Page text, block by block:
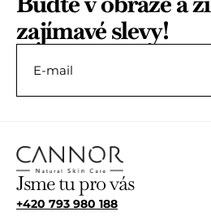
zajímavé slevy!
Jsme tu pro vás
+420 793 980 188